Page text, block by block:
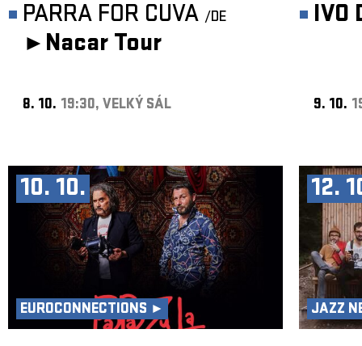
PARRA FOR CUVA /DE
► Nacar Tour
8. 10. 19:30, VELKÝ SÁL
IVO
9. 10.
10. 10.
EUROCONNECTIONS ►
12.
JAZZ